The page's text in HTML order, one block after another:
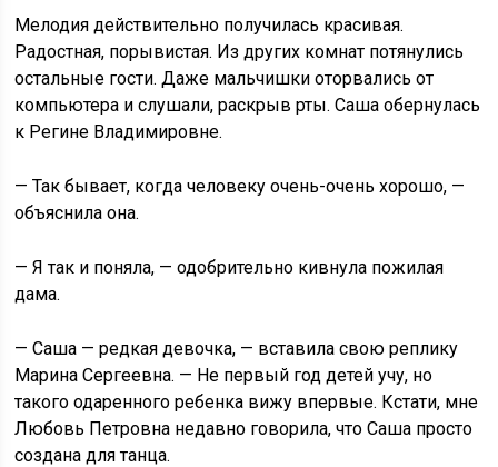
Мелодия действительно получилась красивая.
Радостная, порывистая. Из других комнат потянулись
остальные гости. Даже мальчишки оторвались от
компьютера и слушали, раскрыв рты. Саша обернулась
к Регине Владимировне.
— Так бывает, когда человеку очень-очень хорошо, —
объяснила она.
— Я так и поняла, — одобрительно кивнула пожилая
дама.
— Саша — редкая девочка, — вставила свою реплику
Марина Сергеевна. — Не первый год детей учу, но
такого одаренного ребенка вижу впервые. Кстати, мне
Любовь Петровна недавно говорила, что Саша просто
создана для танца.